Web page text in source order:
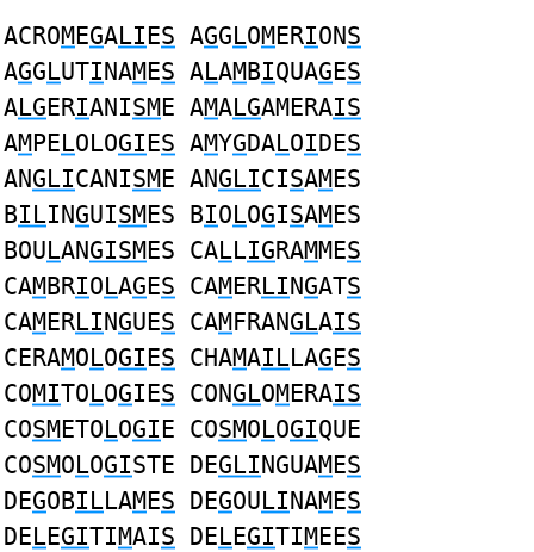
ACROMEGALIES AGGLOMERIONS
AGGLUTINAMES ALAMBIQUAGES
ALGERIANISME AMALGAMERAIS
AMPELOLOGIES AMYGDALOIDES
ANGLICANISME ANGLICISAMES
BILINGUISMES BIOLOGISAMES
BOULANGISMES CALLIGRAMMES
CAMBRIOLAGES CAMERLINGATS
CAMERLINGUES CAMFRANGLAIS
CERAMOLOGIES CHAMAILLAGES
COMITOLOGIES CONGLOMERAIS
COSMETOLOGIE COSMOLOGIQUE
COSMOLOGISTE DEGLINGUAMES
DEGOBILLAMES DEGOULINAMES
DELEGITIMAIS DELEGITIMEES